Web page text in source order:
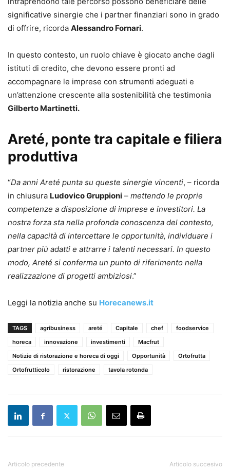
significative sinergie che i partner finanziari sono in grado
di offrire, ricorda Alessandro Fornari.
In questo contesto, un ruolo chiave è giocato anche dagli
istituti di credito, che devono essere pronti ad
accompagnare le imprese con strumenti adeguati e
un’attenzione crescente alla sostenibilità che testimonia
Gilberto Martinetti.
Areté, ponte tra capitale e filiera
produttiva
“Da anni Areté punta su queste sinergie vincenti, – ricorda
in chiusura Ludovico Gruppioni – mettendo le proprie
competenze a disposizione di imprese e investitori. La
nostra forza sta nella profonda conoscenza del contesto,
nella capacità di intercettare le opportunità, individuare i
partner più adatti e attrarre i talenti necessari. In questo
modo, Areté si conferma un punto di riferimento nella
realizzazione di progetti ambiziosi.”
Leggi la notizia anche su Horecanews.it
TAGS agribusiness areté Capitale chef
foodservice
horeca
innovazione investimenti
Macfrut
Notizie di ristorazione e horeca di oggi
Opportunità
Ortofrutta
Ortofrutticolo
ristorazione tavola rotonda
Articolo precedente Articolo succesivo